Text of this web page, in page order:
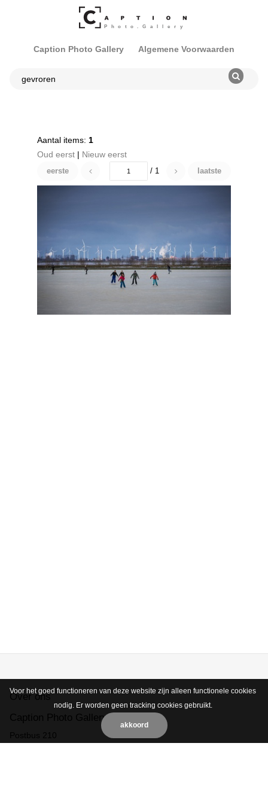
Caption Photo Gallery Algemene Voorwaarden
Aantal items: 1
Oud eerst | Nieuw eerst
eerste / 1 laatste
Over ons
Caption Photo Gallery BV
Postbus 210
Voor het goed functioneren van deze website zijn alleen functionele cookies
nodig. Er worden geen tracking cookies gebruikt.
akkoord